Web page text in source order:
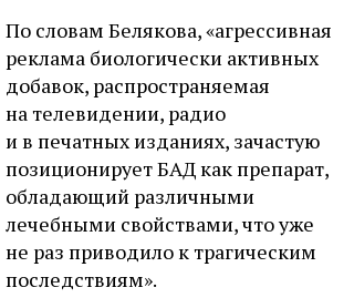
По словам Белякова, «агрессивная
реклама биологически активных
добавок, распространяемая
на телевидении, радио
и в печатных изданиях, зачастую
позиционирует БАД как препарат,
обладающий различными
лечебными свойствами, что уже
не раз приводило к трагическим
последствиям».